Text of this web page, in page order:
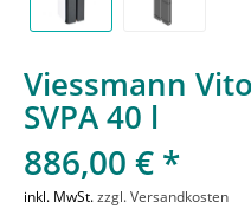
Viessmann
SVPA 40 l
886,00 € *
inkl. MwSt.zzgl. Versandkosten